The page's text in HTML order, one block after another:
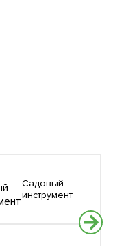
Садовый
инструмент